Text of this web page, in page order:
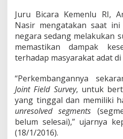
i
t
B
e
l
m
R
a
m
p
u
Juru Bicara Kemenlu RI,
Nasir mengatakan saat
negara sedang melakukan
memastikan dampak
terhadap masyarakat adat
“Perkembangannya
Joint Field Survey, untuk
yang tinggal dan memiliki
unresolved segments
belum selesai),” ujarnya
(18/1/2016).